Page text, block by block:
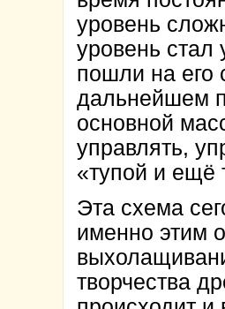
уровень
уровень стал
пошли на его
дальнейшем
основной
управлять,
«тупой и ещё
Эта схема
именно этим
творчества